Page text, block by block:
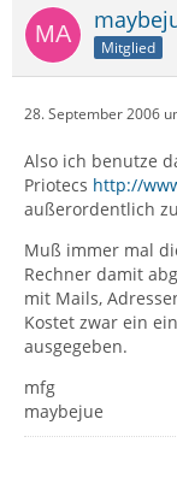
Mitglied
28. September 2006
Also ich benutze
Priotecs http://
außerordentlich
Muß immer mal
Rechner damit
mit Mails,
Kostet zwar ein
ausgegeben.
mfg
maybejue